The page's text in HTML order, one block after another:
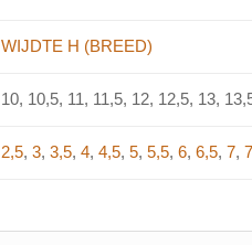
WIJDTE H (BREED)
10, 10,5, 11, 11,5, 12, 12,5, 13,
2,5,3,3,5,4,4,5,5,5,5,6,6,5,7,